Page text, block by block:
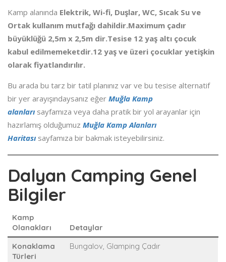
Kamp alanında Elektrik, Wi-fi, Duşlar, WC, Sıcak Su ve
Ortak kullanım mutfağı dahildir.Maximum çadır
büyüklüğü 2,5m x 2,5m dir.Tesise 12 yaş altı çocuk
kabul edilmemeketdir.12 yaş ve üzeri çocuklar yetişkin
olarak fiyatlandırılır.
Bu arada bu tarz bir tatil planınız var ve bu tesise alternatif
bir yer arayışındaysanız eğer Muğla Kamp
alanları sayfamıza veya daha pratik bir yol arayanlar için
hazırlamış olduğumuz Muğla Kamp Alanları
Haritası sayfamıza bir bakmak isteyebilirsiniz.
Dalyan Camping Genel
Bilgiler
Kamp
Olanakları
Detaylar
Konaklama
Türleri
Bungalov, Glamping Çadır